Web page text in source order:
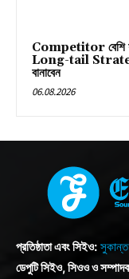
Competitor বেশি
Long-tail
বানাবেন
06.08.2026
প্রতিষ্ঠাতা এবং সিইও: সুকান্ত
ডেপুটি সিইও, সিওও ও